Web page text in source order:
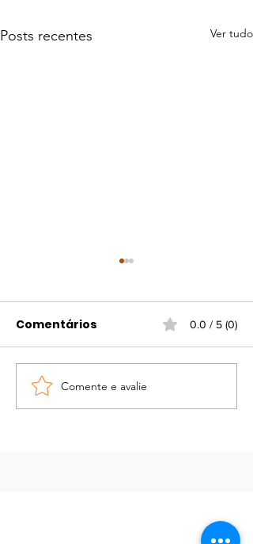
Posts recentes Ver tudo
Portaria atualiza
regras para
Comentários 0.0 / 5 (0)
Comente e avalie